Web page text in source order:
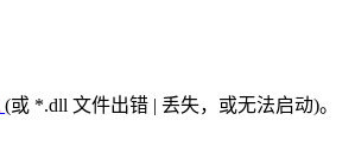
(或 *.dll 文件出错 | 丢失，或无法启动)。